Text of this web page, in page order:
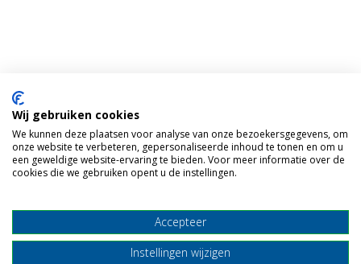
Wij gebruiken cookies
We kunnen deze plaatsen voor analyse van onze bezoekersgegevens, om
onze website te verbeteren, gepersonaliseerde inhoud te tonen en om u
een geweldige website-ervaring te bieden. Voor meer informatie over de
cookies die we gebruiken opent u de instellingen.
Accepteer
Instellingen wijzigen